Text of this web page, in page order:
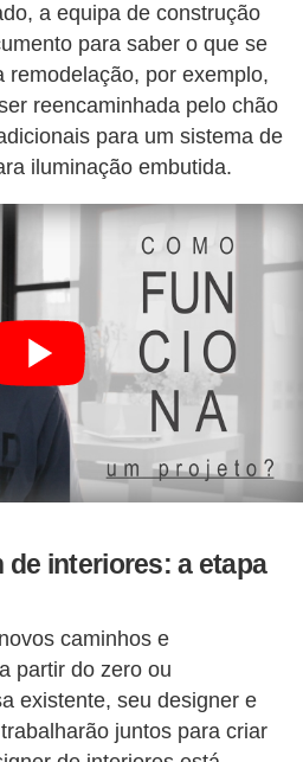
a equipa de construção
para saber o que se
remodelação, por exemplo,
reencaminhada pelo chão
para um sistema de
iluminação embutida.
de interiores: a etapa
caminhos e
partir do zero ou
existente, seu designer e
juntos para criar